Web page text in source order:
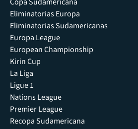
Copa Sudamericana
Eliminatorias Europa
Eliminatorias Sudamericanas
Europa League
European Championship
Kirin Cup
La Liga
Ligue 1
Nations League
Premier League
Recopa Sudamericana